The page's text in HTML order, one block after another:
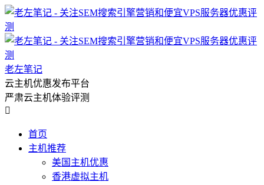
老左笔记
云主机优惠发布平台
严肃云主机体验评测

首页
主机推荐
美国主机优惠
香港虚拟主机